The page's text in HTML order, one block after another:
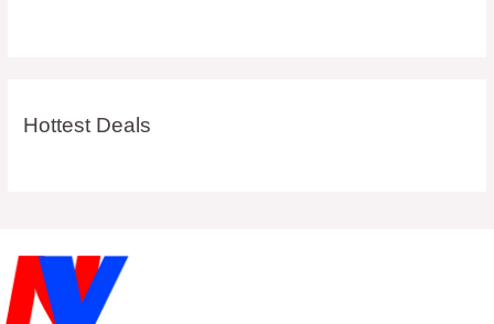
Hottest Deals